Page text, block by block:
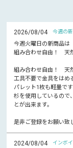
2026/08/04 今週の
今週火曜日の新商品は
組み合わせ自由！ 天
組み合わせ自由！ 天
工具不要で金具をはめ
パレット1枚も軽量で
杉を使用しているので
とが出来ます。
是非ご登録をお願い致
2024/08/04 インボ